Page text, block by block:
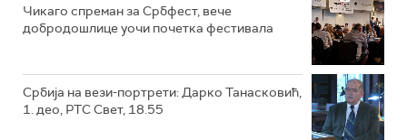
Чикаго спреман за Србфест, вече
добродошлице уочи почетка фестивала
Србија на вези-портрети: Дарко Танасковић,
1. део, РТС Свет, 18.55